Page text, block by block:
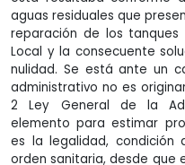
aguas residuales que
reparación de los
Local y la consecuente
nulidad. Se está ante un
administrativo no es
2 Ley General de la
elemento para estimar
es la legalidad, condición
orden sanitaria, desde que